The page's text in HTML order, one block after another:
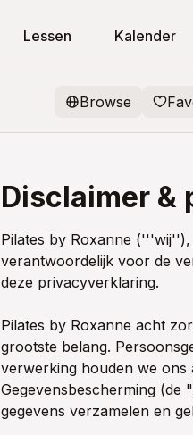
Lessen Kalender
Browse
Disclaimer &
Pilates by Roxanne ('''wij''),
verantwoordelijk voor de
deze privacyverklaring.
Pilates by Roxanne acht
grootste belang.
verwerking houden we ons
Gegevensbescherming (de
gegevens verzamelen en